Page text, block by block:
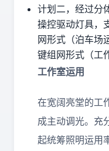
计划二，经过分
操控驱动灯具，
网形式（泊车场
键组网形式（工
工作室运用
在宽阔亮堂的工
成主动调光。充
起统筹照明运用